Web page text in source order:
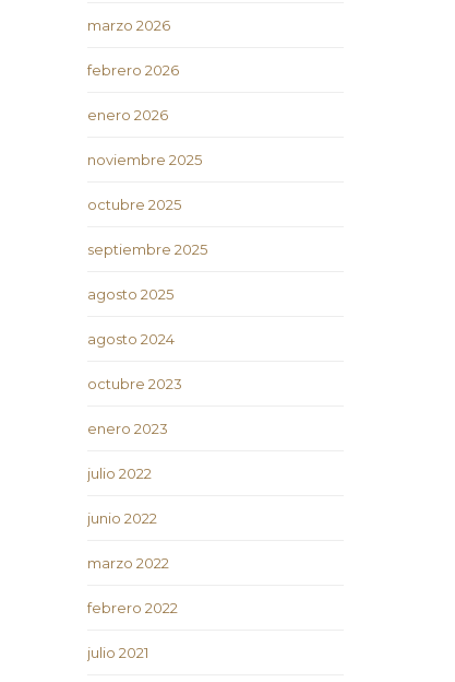
marzo 2026
febrero 2026
enero 2026
noviembre 2025
octubre 2025
septiembre 2025
agosto 2025
agosto 2024
octubre 2023
enero 2023
julio 2022
junio 2022
marzo 2022
febrero 2022
julio 2021